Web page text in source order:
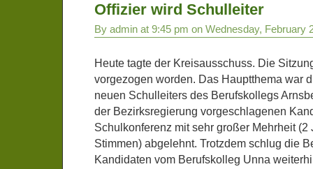
Offizier wird Schulleiter
By admin at 9:45 pm on Wednesday, February
Heute tagte der Kreisausschuss. Die
vorgezogen worden. Das Hauptthema war
neuen Schulleiters des Berufskollegs
der Bezirksregierung vorgeschlagenen
Schulkonferenz mit sehr großer Mehrheit (2
Stimmen) abgelehnt. Trotzdem schlug die
Kandidaten vom Berufskolleg Unna